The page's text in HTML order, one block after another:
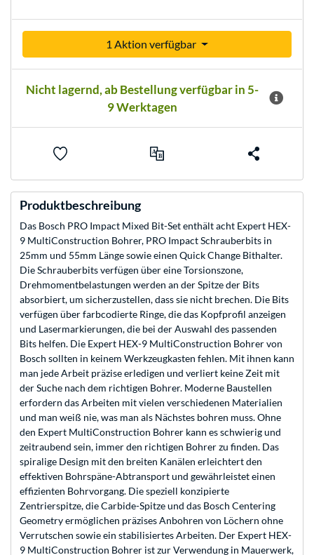
1 Aktion verfügbar
Nicht lagernd, ab Bestellung verfügbar in 5-
9 Werktagen
Produktbeschreibung
Das Bosch PRO Impact Mixed Bit-Set enthält acht Expert HEX-
9 MultiConstruction Bohrer, PRO Impact Schrauberbits in
25mm und 55mm Länge sowie einen Quick Change Bithalter.
Die Schrauberbits verfügen über eine Torsionszone,
Drehmomentbelastungen werden an der Spitze der Bits
absorbiert, um sicherzustellen, dass sie nicht brechen. Die Bits
verfügen über farbcodierte Ringe, die das Kopfprofil anzeigen
und Lasermarkierungen, die bei der Auswahl des passenden
Bits helfen. Die Expert HEX-9 MultiConstruction Bohrer von
Bosch sollten in keinem Werkzeugkasten fehlen. Mit ihnen kann
man jede Arbeit präzise erledigen und verliert keine Zeit mit
der Suche nach dem richtigen Bohrer. Moderne Baustellen
erfordern das Arbeiten mit vielen verschiedenen Materialien
und man weiß nie, was man als Nächstes bohren muss. Ohne
den Expert MultiConstruction Bohrer kann es schwierig und
zeitraubend sein, immer den richtigen Bohrer zu finden. Das
spiralige Design mit den breiten Kanälen erleichtert den
effektiven Bohrspäne-Abtransport und gewährleistet einen
effizienten Bohrvorgang. Die speziell konzipierte
Zentrierspitze, die Carbide-Spitze und das Bosch Centering
Geometry ermöglichen präzises Anbohren von Löchern ohne
Verrutschen sowie ein stabilisiertes Arbeiten. Der Expert HEX-
9 MultiConstruction Bohrer ist zur Verwendung in Mauerwerk,